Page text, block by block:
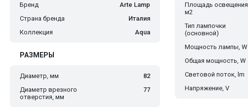
Бренд
Arte Lamp
Страна бренда
Италия
Коллекция
Aqua
РАЗМЕРЫ
Диаметр, мм
82
Диаметр врезного
отверстия, мм
77
Площадь освещения,
м2
Тип лампочки
(основной)
Мощность лампы, W
Общая мощность, W
Световой поток, lm
Напряжение, V